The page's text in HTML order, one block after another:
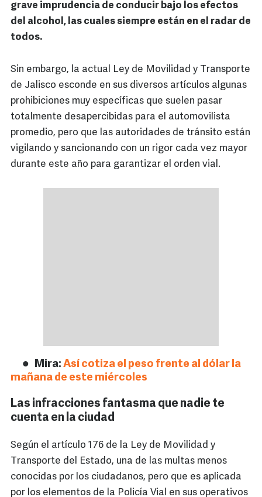
grave imprudencia de conducir bajo los efectos
del alcohol, las cuales siempre están en el radar de
todos.
Sin embargo, la actual Ley de Movilidad y Transporte
de Jalisco esconde en sus diversos artículos algunas
prohibiciones muy específicas que suelen pasar
totalmente desapercibidas para el automovilista
promedio, pero que las autoridades de tránsito están
vigilando y sancionando con un rigor cada vez mayor
durante este año para garantizar el orden vial.
Mira: Así cotiza el peso frente al dólar la
mañana de este miércoles
Las infracciones fantasma que nadie te
cuenta en la ciudad
Según el artículo 176 de la Ley de Movilidad y
Transporte del Estado, una de las multas menos
conocidas por los ciudadanos, pero que es aplicada
por los elementos de la Policía Vial en sus operativos